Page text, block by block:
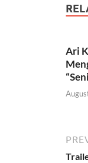
Ari